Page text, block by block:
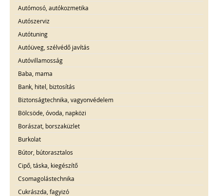
Autómosó, autókozmetika
Autószerviz
Autótuning
Autóüveg, szélvédő javítás
Autóvillamosság
Baba, mama
Bank, hitel, biztosítás
Biztonságtechnika, vagyonvédelem
Bölcsöde, óvoda, napközi
Borászat, borszaküzlet
Burkolat
Bútor, bútorasztalos
Cipő, táska, kiegészítő
Csomagolástechnika
Cukrászda, fagyizó